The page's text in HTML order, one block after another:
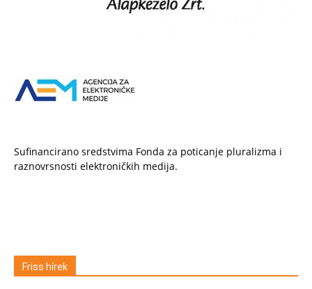
Sufinancirano sredstvima Fonda za poticanje pluralizma i
raznovrsnosti elektroničkih medija.
Friss hírek